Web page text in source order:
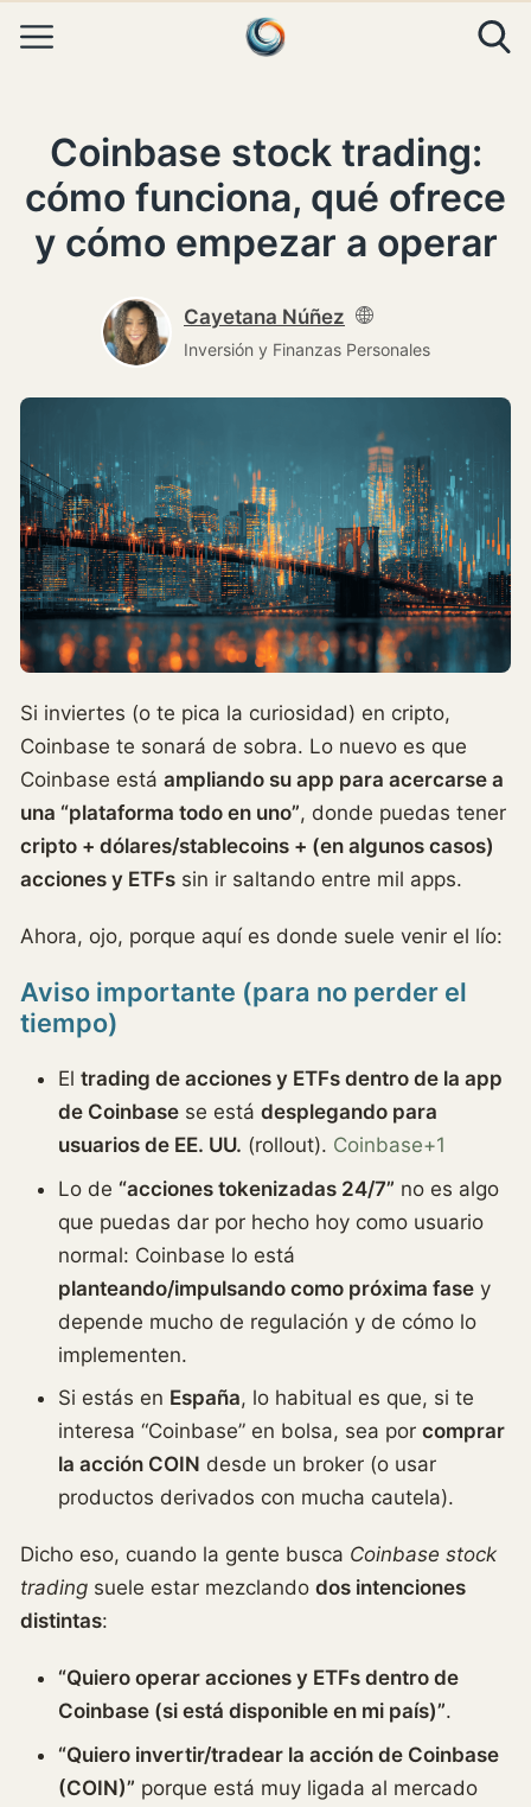
Coinbase stock trading:
cómo funciona, qué ofrece
y cómo empezar a operar
Cayetana Núñez
Inversión y Finanzas Personales
Si inviertes (o te pica la curiosidad) en cripto,
Coinbase te sonará de sobra. Lo nuevo es que
Coinbase está ampliando su app para acercarse a
una “plataforma todo en uno”, donde puedas tener
cripto + dólares/stablecoins + (en algunos casos)
acciones y ETFs sin ir saltando entre mil apps.
Ahora, ojo, porque aquí es donde suele venir el lío:
Aviso importante (para no perder el
tiempo)
El trading de acciones y ETFs dentro de la app
de Coinbase se está desplegando para
usuarios de EE. UU. (rollout). Coinbase+1
Lo de “acciones tokenizadas 24/7” no es algo
que puedas dar por hecho hoy como usuario
normal: Coinbase lo está
planteando/impulsando como próxima fase y
depende mucho de regulación y de cómo lo
implementen.
Si estás en España, lo habitual es que, si te
interesa “Coinbase” en bolsa, sea por comprar
la acción COIN desde un broker (o usar
productos derivados con mucha cautela).
Dicho eso, cuando la gente busca Coinbase stock
trading suele estar mezclando dos intenciones
distintas:
“Quiero operar acciones y ETFs dentro de
Coinbase (si está disponible en mi país)”.
“Quiero invertir/tradear la acción de Coinbase
(COIN)” porque está muy ligada al mercado